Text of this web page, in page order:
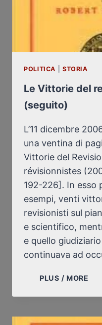
POLITICA STORIA
Le Vittorie del
(seguito)
L’11 dicembre
una ventina di
Vittorie del
révisionnistes
192-226]. In esso
esempi, venti
revisionisti sul
e scientifico,
e quello
continuava ad
PLUS / MORE